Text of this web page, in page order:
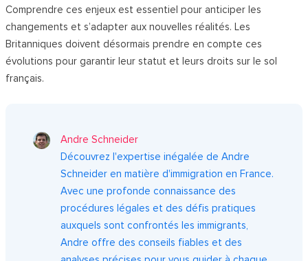
Comprendre ces enjeux est essentiel pour anticiper les
changements et s’adapter aux nouvelles réalités. Les
Britanniques doivent désormais prendre en compte ces
évolutions pour garantir leur statut et leurs droits sur le sol
français.
Andre Schneider
Découvrez l'expertise inégalée de Andre
Schneider en matière d'immigration en France.
Avec une profonde connaissance des
procédures légales et des défis pratiques
auxquels sont confrontés les immigrants,
Andre offre des conseils fiables et des